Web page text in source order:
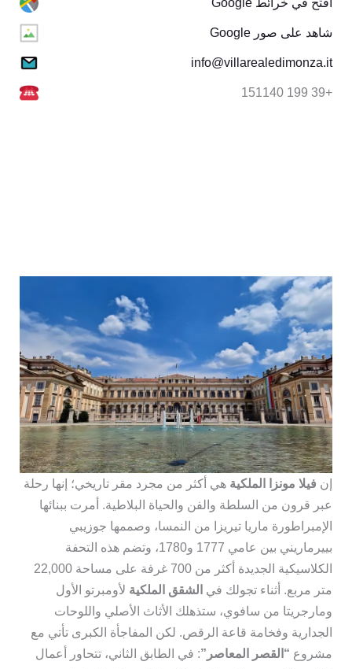
افتح في خرائط Google
شاهد على صور Google
info@villarealedimonza.it
+39 199 151140
إن فيلا مونزا الملكية هي أكثر من مجرد مقر تاريخي؛ إنها رحلة
عبر قرون من السلطة والفن والحياة البلاطية. أمرت ببنائها
الإمبراطورة ماريا تيريزا من النمسا، وصممها جوزيبي
بييرماريني بين عامي 1777 و1780، وتضم هذه التحفة
الكلاسيكية الجديدة أكثر من 700 غرفة على مساحة 22,000
متر مربع. أثناء تجولك في الشقق الملكية لأومبرتو الأول
ومارجريتا من سافوي، ستذهلك الأثاث الأصلي واللوحات
الجدارية وفخامة قاعة الرقص. لكن المفاجأة الكبرى تأتي مع
مشروع “القصر المعاصر”: في الطابق الثاني، تتحاور أعمال